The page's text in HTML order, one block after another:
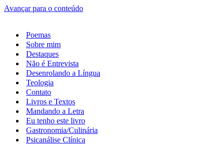
Avançar para o conteúdo
Poemas
Sobre mim
Destaques
Não é Entrevista
Desenrolando a Língua
Teologia
Contato
Livros e Textos
Mandando a Letra
Eu tenho este livro
Gastronomia/Culinária
Psicanálise Clínica